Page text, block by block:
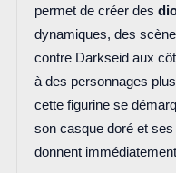
permet de créer des
dynamiques, des
contre Darkseid aux
à des personnages
cette figurine se
son casque doré et
donnent